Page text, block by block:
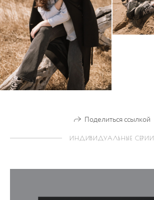
Поделиться ссылкой
ИНДИВИДУАЛЬНЫЕ СЕРИИ